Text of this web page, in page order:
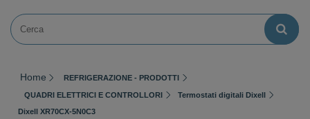
Home REFRIGERAZIONE - PRODOTTI
QUADRI ELETTRICI E CONTROLLORI
Termostati digitali Dixell
Dixell XR70CX-5N0C3